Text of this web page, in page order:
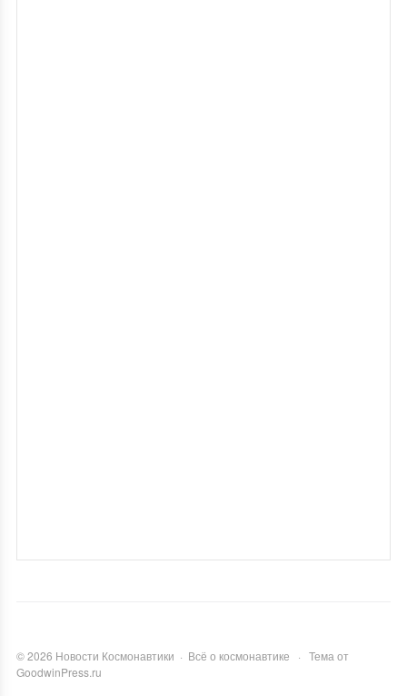
©2026 Новости Космонавтики · Всё о космонавтике · Тема от
GoodwinPress.ru